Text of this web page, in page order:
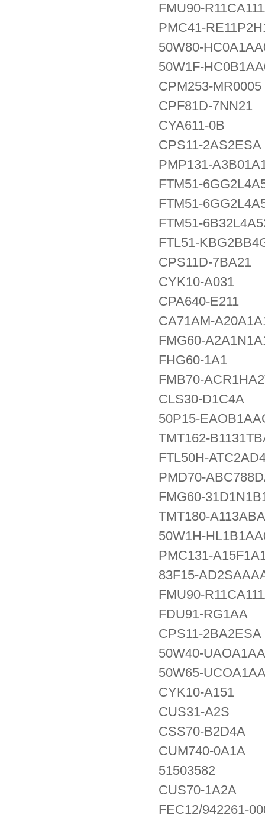
FMU90-
PMC41-
50W80-
50W1F-
CPM253-MR0005
CPF81D-7NN21
CYA611-0B
CPS11-2AS2ESA
PMP131-
FTM51-
FTM51-
FTM51-
FTL51-
CPS11D-7BA21
CYK10-A031
CPA640-E211
CA71AM-
FMG60-
FHG60-1A1
FMB70-
CLS30-D1C4A
50P15-
TMT162-
FTL50H-
PMD70-
FMG60-
TMT180-A113ABA
50W1H-
PMC131-
83F15-
FMU90-
FDU91-RG1AA
CPS11-2BA2ESA
50W40-
50W65-
CYK10-A151
CUS31-A2S
CSS70-B2D4A
CUM740-0A1A
51503582
CUS70-1A2A
FEC12/942261-